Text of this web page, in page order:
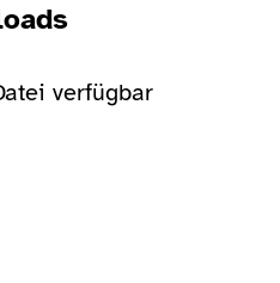
ansehen
verfügbar